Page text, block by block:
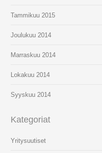
Tammikuu 2015
Joulukuu 2014
Marraskuu 2014
Lokakuu 2014
Syyskuu 2014
Kategoriat
Yritysuutiset